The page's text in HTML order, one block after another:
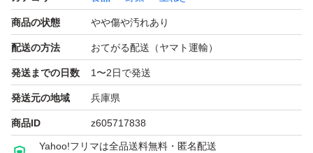
保存性を高める為、薄皮を残してありますので少し土が付
いた状態での発送となります。
風通しの良い日陰か冷蔵庫で保存しお早めにお召し上がり
下さい。
商品の状態 やや傷や汚れあり
配送の方法 おてがる配送（ヤマト運輸）
発送までの日数 1〜2日で発送
発送元の地域 兵庫県
商品ID z605717838
Yahoo!フリマは全品送料無料・匿名配送